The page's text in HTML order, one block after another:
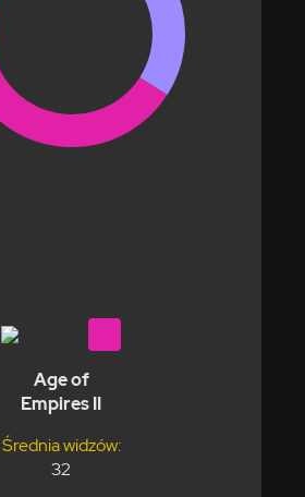
Age of
Empires II
Średnia widzów:
32